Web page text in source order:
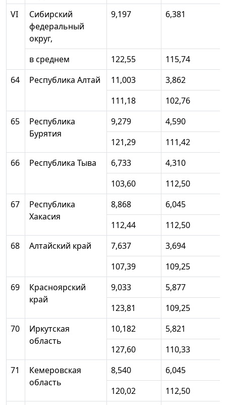
VI
Сибирский
федеральный
округ,
9,197 6,381
в среднем 122,55
115,74
64
Республика Алтай 11,003
3,862
111,18
102,76
65
Республика
Бурятия
9,279
4,590
121,29
111,42
66
Республика Тыва 6,733
4,310
103,60
112,50
67
Республика
Хакасия
8,868
6,045
112,44
112,50
68
Алтайский край 7,637
3,694
107,39
109,25
69
Красноярский
край
9,033
5,877
123,81
109,25
70
Иркутская
область
10,182
5,821
127,60
110,33
71
Кемеровская
область
8,540
6,045
120,02
112,50